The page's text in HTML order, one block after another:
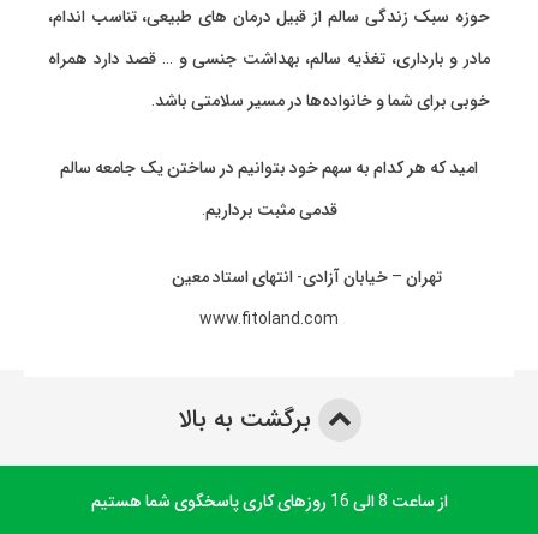
حوزه سبک زندگی سالم از قبیل درمان های طبیعی، تناسب اندام،
مادر و بارداری، تغذیه سالم، بهداشت جنسی و … قصد دارد همراه
خوبی برای شما و خانواده‌ها در مسیر سلامتی باشد.
امید که هر کدام به سهم خود بتوانیم در ساختن یک جامعه سالم
قدمی مثبت برداریم.
تهران – خیابان آزادی- انتهای استاد معین
www.fitoland.com
برگشت به بالا
از ساعت 8 الی 16 روزهای کاری پاسخگوی شما هستیم